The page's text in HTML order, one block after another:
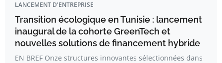
LANCEMENT D'ENTREPRISE
Transition écologique en Tunisie : lancement
inaugural de la cohorte GreenTech et
nouvelles solutions de financement hybride
EN BREF Onze structures innovantes sélectionnées dans